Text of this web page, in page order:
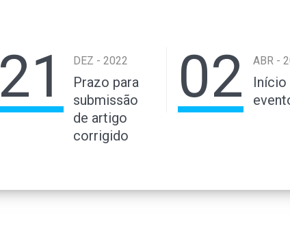
21 DEZ - 2022
Prazo para
submissão
de artigo
corrigido
02 ABR -
Início